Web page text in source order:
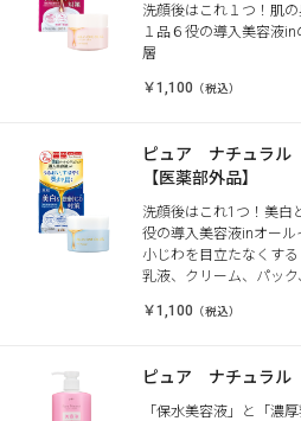
洗顔後はこれ１つ！肌
１品６役の導入美容液
層
￥1,100 （税込）
ピュア ナチュラ
【医薬部外品】
洗顔後はこれ1つ！美白
役の導入美容液inオー
小じわを目立たなくす
乳液、クリーム、パッ
￥1,100 （税込）
ピュア ナチュラ
「保水美容液」と「濃